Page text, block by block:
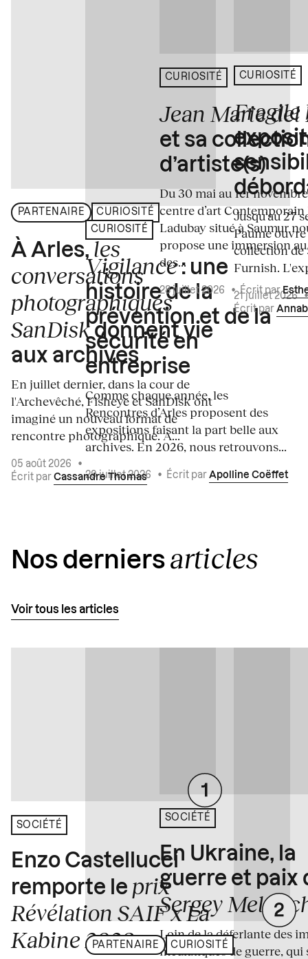
PARTENAIRE CURIOSITÉ
À Arles, les
conversations
photographiques
SanDiskdonnent vie
aux archives
En juillet dernier, dans la cour de
l'Archevêché, Fisheye et SanDisk ont
imaginé un nouveau format de
rencontre photographique. À...
05 août 2026
•
Écrit par Cassandre Thomas
CURIOSITÉ
Vigilance: une
histoire de la
prévention et de la
sécurité en
entreprise
Comme chaque année, les
Rencontres d’Arles proposent des
expositions faisant la part belle aux
archives. En 2026, nous retrouvons...
29 juillet 2026 • Écrit par Apolline Coëffet
CURIOSITÉ
Jean Marie del
et sa
d’artiste(s)
Du 30 mai au 1er
centre d’art Contemporain
Ladubay situé à Saumur
propose une immersion
des...
28 juillet 2026 •Écrit par
CURIOSITÉ
Fragile
Jusqu'au 27
Paume
collection de
Furnish.
21 juillet 2026
Écrit par
Nos derniers articles
Voir tous les articles
SOCIÉTÉ
Enzo Castellucci
remporte le prix
Révélation SAIF x La
Kabine 2026
PARTENAIRE CURIOSITÉ
SOCIÉTÉ
En Ukraine, la
guerre et paix
Sergey
Loin de la déferlante des
médiatiques de guerre, qui